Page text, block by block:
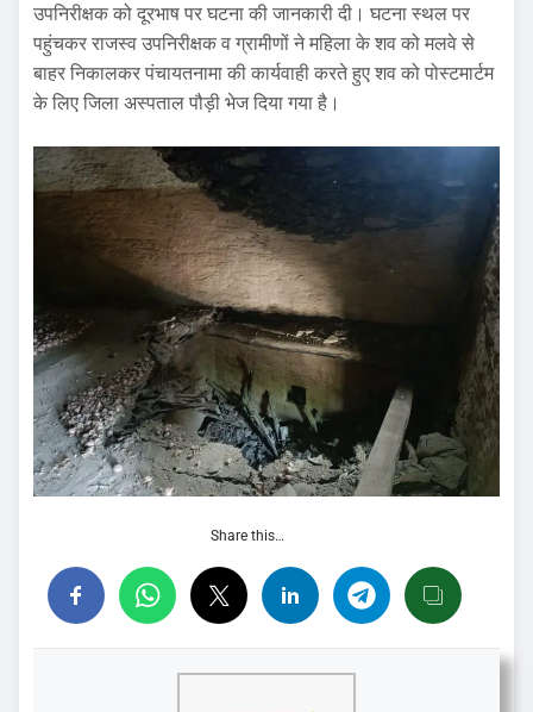
उपनिरीक्षक को दूरभाष पर घटना की जानकारी दी। घटना स्थल पर
पहुंचकर राजस्व उपनिरीक्षक व ग्रामीणों ने महिला के शव को मलवे से
बाहर निकालकर पंचायतनामा की कार्यवाही करते हुए शव को पोस्टमार्टम
के लिए जिला अस्पताल पौड़ी भेज दिया गया है।
Share this…